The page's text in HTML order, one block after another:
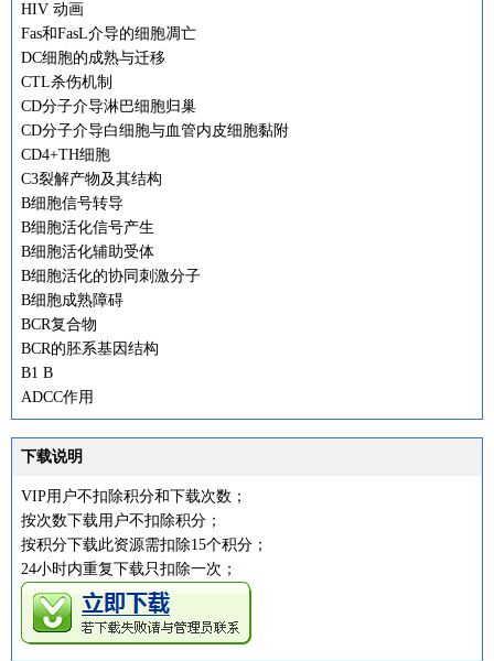
HIV 动画
Fas和FasL介导的细胞凋亡
DC细胞的成熟与迁移
CTL杀伤机制
CD分子介导淋巴细胞归巢
CD分子介导白细胞与血管内皮细胞黏附
CD4+TH细胞
C3裂解产物及其结构
B细胞信号转导
B细胞活化信号产生
B细胞活化辅助受体
B细胞活化的协同刺激分子
B细胞成熟障碍
BCR复合物
BCR的胚系基因结构
B1 B
ADCC作用
下载说明
VIP用户不扣除积分和下载次数；
按次数下载用户不扣除积分；
按积分下载此资源需扣除15个积分；
24小时内重复下载只扣除一次；